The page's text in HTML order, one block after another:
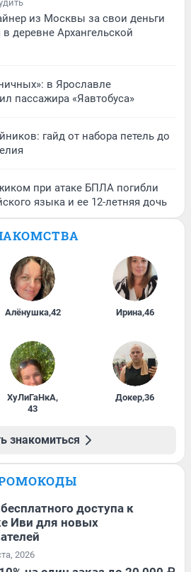
из Москвы за свои деньги
деревне Архангельской
в Ярославле
пассажира «Яавтобуса»
гайд от набора петель до
при атаке БПЛА погибли
языка и ее 12-летняя дочь
Алёнушка,42 Ирина,46
ХуЛиГаНкА,
43
Докер,36
знакомиться
доступа к
Иви для новых
2026